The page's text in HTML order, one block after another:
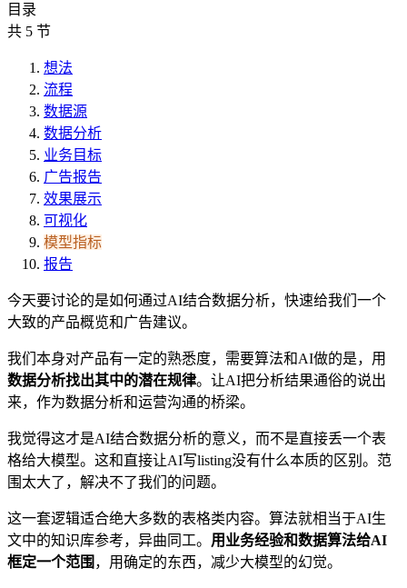
目录
共 5 节
想法
流程
数据源
数据分析
业务目标
广告报告
效果展示
可视化
模型指标
报告
今天要讨论的是如何通过AI结合数据分析，快速给我们一个
大致的产品概览和广告建议。
我们本身对产品有一定的熟悉度，需要算法和AI做的是，用
数据分析找出其中的潜在规律。让AI把分析结果通俗的说出
来，作为数据分析和运营沟通的桥梁。
我觉得这才是AI结合数据分析的意义，而不是直接丢一个表
格给大模型。这和直接让AI写listing没有什么本质的区别。范
围太大了，解决不了我们的问题。
这一套逻辑适合绝大多数的表格类内容。算法就相当于AI生
文中的知识库参考，异曲同工。 用业务经验和数据算法给AI
框定一个范围 ，用确定的东西，减少大模型的幻觉。